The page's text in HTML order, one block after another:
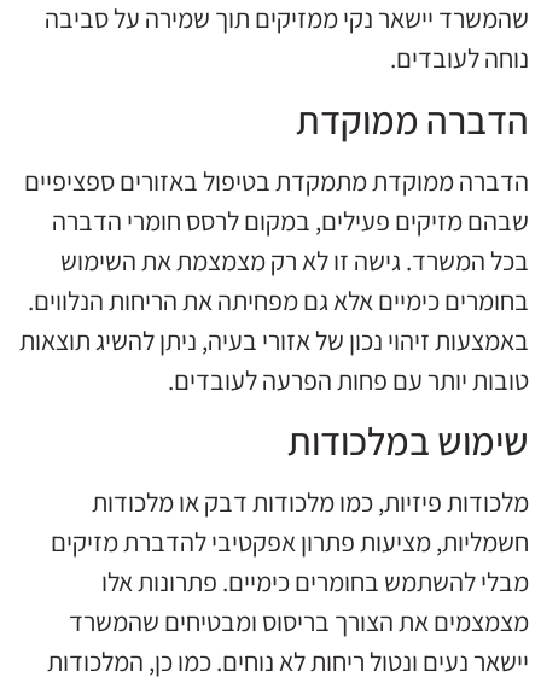
שהמשרד יישאר נקי ממזיקים תוך שמירה על סביבה
נוחה לעובדים.
הדברה ממוקדת
הדברה ממוקדת מתמקדת בטיפול באזורים ספציפיים
שבהם מזיקים פעילים, במקום לרסס חומרי הדברה
בכל המשרד. גישה זו לא רק מצמצמת את השימוש
בחומרים כימיים אלא גם מפחיתה את הריחות הנלווים.
באמצעות זיהוי נכון של אזורי בעיה, ניתן להשיג תוצאות
טובות יותר עם פחות הפרעה לעובדים.
שימוש במלכודות
מלכודות פיזיות, כמו מלכודות דבק או מלכודות
חשמליות, מציעות פתרון אפקטיבי להדברת מזיקים
מבלי להשתמש בחומרים כימיים. פתרונות אלו
מצמצמים את הצורך בריסוס ומבטיחים שהמשרד
יישאר נעים ונטול ריחות לא נוחים. כמו כן, המלכודות